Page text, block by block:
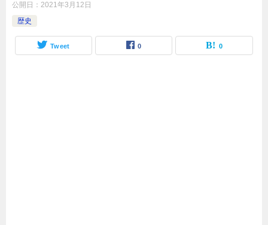
公開日： 2021年3月12日
歴史
Tweet 0 0